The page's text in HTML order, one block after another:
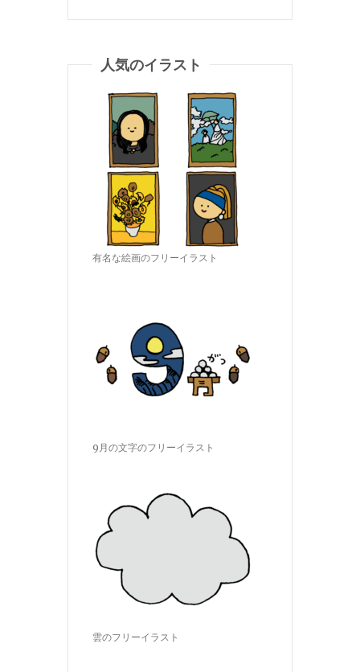
人気のイラスト
有名な絵画のフリーイラスト
9月の文字のフリーイラスト
雲のフリーイラスト